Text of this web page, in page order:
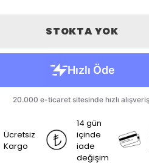
STOKTA YOK
Ücretsiz
Kargo
14 gün
içinde
iade
değişim